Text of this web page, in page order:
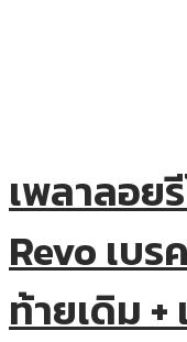
เพลาลอย
Revo เบร
ท้ายเดิม